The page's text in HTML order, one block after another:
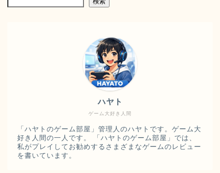
ゲーム大好き人間
ハヤト
「ハヤトのゲーム部屋」管理人のハヤトです。ゲーム大
好き人間の一人です。 「ハヤトのゲーム部屋」では、
私がプレイしてお勧めするさまざまなゲームのレビュー
を書いています。